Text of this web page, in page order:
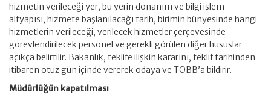
hizmetin verileceği yer, bu yerin donanım ve bilgi işlem
altyapısı, hizmete başlanılacağı tarih, birimin bünyesinde hangi
hizmetlerin verileceği, verilecek hizmetler çerçevesinde
görevlendirilecek personel ve gerekli görülen diğer hususlar
açıkça belirtilir. Bakanlık, teklife ilişkin kararını, teklif tarihinden
itibaren otuz gün içinde vererek odaya ve TOBB’a bildirir.
Müdürlüğün kapatılması